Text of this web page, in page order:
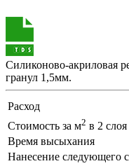
Силиконово-акриловая
гранул 1,5мм.
Расход
Стоимость за м2 в 2 слоя
Время высыхания
Нанесение следующего